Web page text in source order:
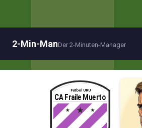
2-Min-ManDer 2-Minuten-Manager